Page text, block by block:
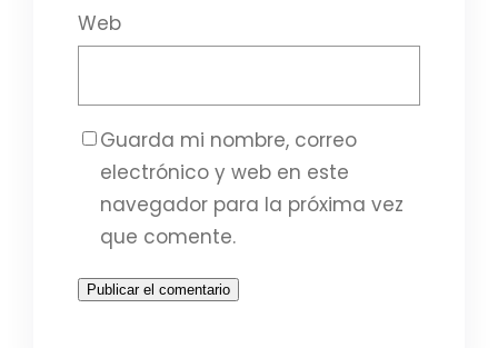
Web
Guarda mi nombre, correo
electrónico y web en este
navegador para la próxima vez
que comente.